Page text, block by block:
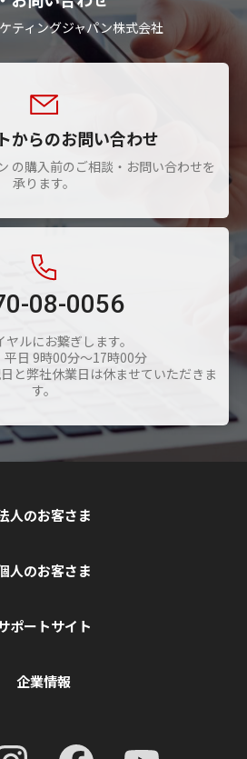
ティングジャパン株式会社
からのお問い合わせ
の購入前のご相談・お問い合わせを
承ります。
08-0056
ヤルにお繋ぎします。
平日 9時00分～17時00分
と弊社休業日は休ませていただきま
す。
人のお客さま
人のお客さま
ポートサイト
企業情報